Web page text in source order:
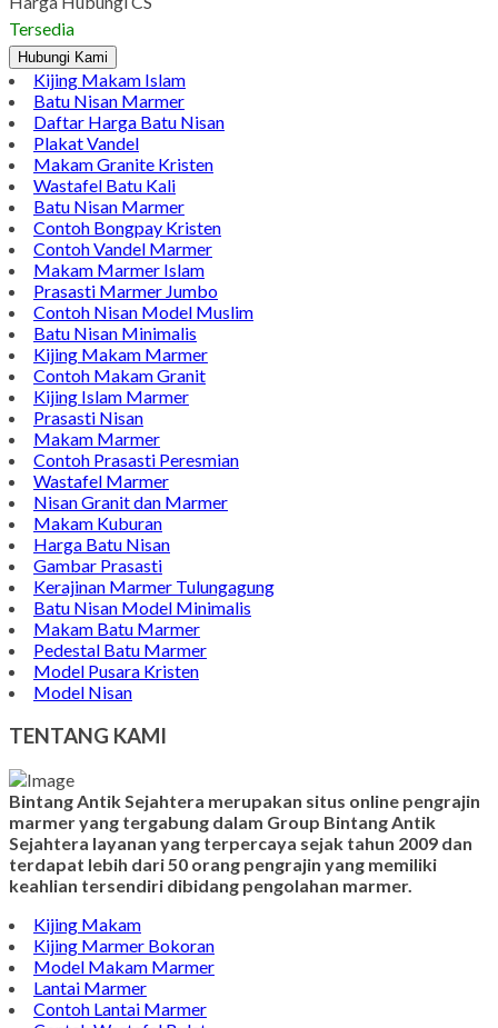
Tersedia
Hubungi Kami
Kijing Makam Islam
Batu Nisan Marmer
Daftar Harga Batu Nisan
Plakat Vandel
Makam Granite Kristen
Wastafel Batu Kali
Batu Nisan Marmer
Contoh Bongpay Kristen
Contoh Vandel Marmer
Makam Marmer Islam
Prasasti Marmer Jumbo
Contoh Nisan Model Muslim
Batu Nisan Minimalis
Kijing Makam Marmer
Contoh Makam Granit
Kijing Islam Marmer
Prasasti Nisan
Makam Marmer
Contoh Prasasti Peresmian
Wastafel Marmer
Nisan Granit dan Marmer
Makam Kuburan
Harga Batu Nisan
Gambar Prasasti
Kerajinan Marmer Tulungagung
Batu Nisan Model Minimalis
Makam Batu Marmer
Pedestal Batu Marmer
Model Pusara Kristen
Model Nisan
TENTANG KAMI
Bintang Antik Sejahtera merupakan situs online pengrajin
marmer yang tergabung dalam Group Bintang Antik
Sejahtera layanan yang terpercaya sejak tahun 2009 dan
terdapat lebih dari 50 orang pengrajin yang memiliki
keahlian tersendiri dibidang pengolahan marmer.
Kijing Makam
Kijing Marmer Bokoran
Model Makam Marmer
Lantai Marmer
Contoh Lantai Marmer